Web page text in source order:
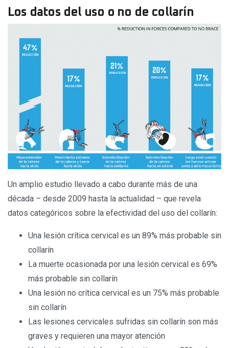
Los datos del uso o no de collarín
Un amplio estudio llevado a cabo durante más de una
década – desde 2009 hasta la actualidad – que revela
datos categóricos sobre la efectividad del uso del collarín:
Una lesión crítica cervical es un 89% más probable sin
collarín
La muerte ocasionada por una lesión cervical es 69%
más probable sin collarín
Una lesión no crítica cervical es un 75% más probable
sin collarín
Las lesiones cervicales sufridas sin collarín son más
graves y requieren una mayor atención